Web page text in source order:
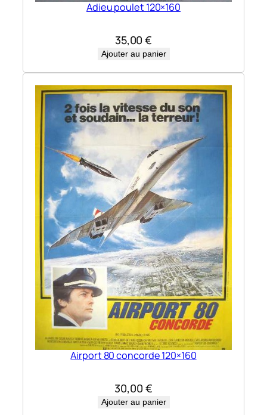
Adieu poulet 120×160
35,00€
Ajouter au panier
Airport 80 concorde 120×160
30,00 €
Ajouter au panier